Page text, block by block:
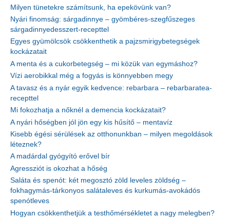
Milyen tünetekre számítsunk, ha epekövünk van?
Nyári finomság: sárgadinnye – gyömbéres-szegfűszeges
sárgadinnyedesszert-recepttel
Egyes gyümölcsök csökkenthetik a pajzsmirigybetegségek
kockázatait
A menta és a cukorbetegség – mi közük van egymáshoz?
Vízi aerobikkal még a fogyás is könnyebben megy
A tavasz és a nyár egyik kedvence: rebarbara – rebarbaratea-
recepttel
Mi fokozhatja a nőknél a demencia kockázatait?
A nyári hőségben jól jön egy kis hűsítő – mentavíz
Kisebb égési sérülések az otthonunkban – milyen megoldások
léteznek?
A madárdal gyógyító erővel bír
Agressziót is okozhat a hőség
Saláta és spenót: két megosztó zöld leveles zöldség –
fokhagymás-tárkonyos salátaleves és kurkumás-avokádós
spenótleves
Hogyan csökkenthetjük a testhőmérsékletet a nagy melegben?